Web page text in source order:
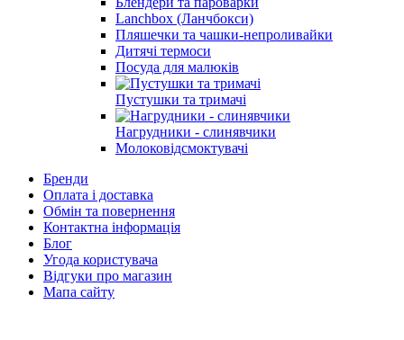
Lanchbox (Ланчбокси)
Пляшечки та чашки-непроливайки
Дитячі термоси
Посуда для малюків
Пустушки та тримачі
Нагрудники - слинявчики
Молоковідсмоктувачі
Бренди
Оплата і доставка
Обмін та повернення
Контактна інформація
Блог
Угода користувача
Відгуки про магазин
Мапа сайту